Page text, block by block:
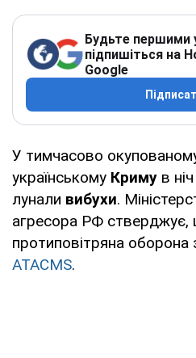
Будьте першими
підпишіться на
Google
У тимчасово
українському Криму в
лунали вибухи.
агресора РФ стверджує,
протиповітряна оборона
ATACMS.